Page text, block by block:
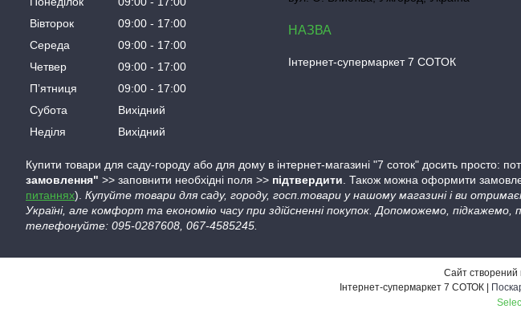
Вівторок
09:00
17:00
Середа
09:00
17:00
Четвер
09:00
17:00
Пʼятниця
09:00
17:00
Субота
Вихідний
Неділя
Вихідний
Інтернет-супермаркет 7 СОТОК
Купити товари для саду-городу або для дому в інтернет-магазині "7 соток" досить просто:
замовлення" >> заповнити необхідні поля >> підтвердити. Також можна оформити
питаннях). Купуйте товари для саду, городу, госп.товари у нашому магазині і ви
Україні, але комфорт та економію часу при здійсненні покупок. Допоможемо,
телефонуйте: 095-0287608, 067-4585245.
Сайт створений